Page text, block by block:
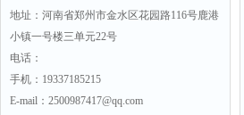
地址：河南省郑州市金水区花园路116号鹿港
小镇一号楼三单元22号
电话：
手机：19337185215
E-mail：2500987417@qq.com